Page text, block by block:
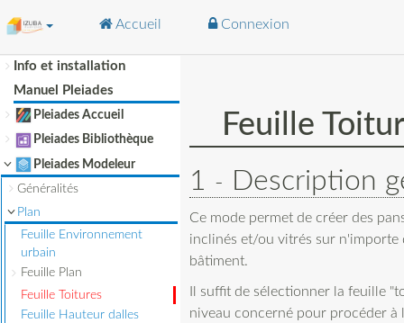
Accueil Connexion
Info et installation
Manuel Pleiades
Pleiades Accueil
Pleiades Bibliothèque
Pleiades Modeleur
Généralités
Plan
Feuille Environnement
urbain
Feuille Plan
Feuille Toitures
Feuille Hauteur dalles
Feuille
1 Description
Ce mode permet de créer des
inclinés et/ou vitrés sur n'importe
bâtiment.
Il suffit de sélectionner la feuille
niveau concerné pour procéder à